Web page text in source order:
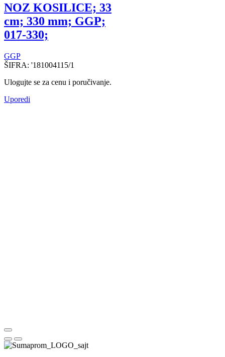
NOZ KOSILICE; 33
cm; 330 mm; GGP;
017-330;
GGP
ŠIFRA: '181004115/1
Ulogujte se za cenu i poručivanje.
Uporedi